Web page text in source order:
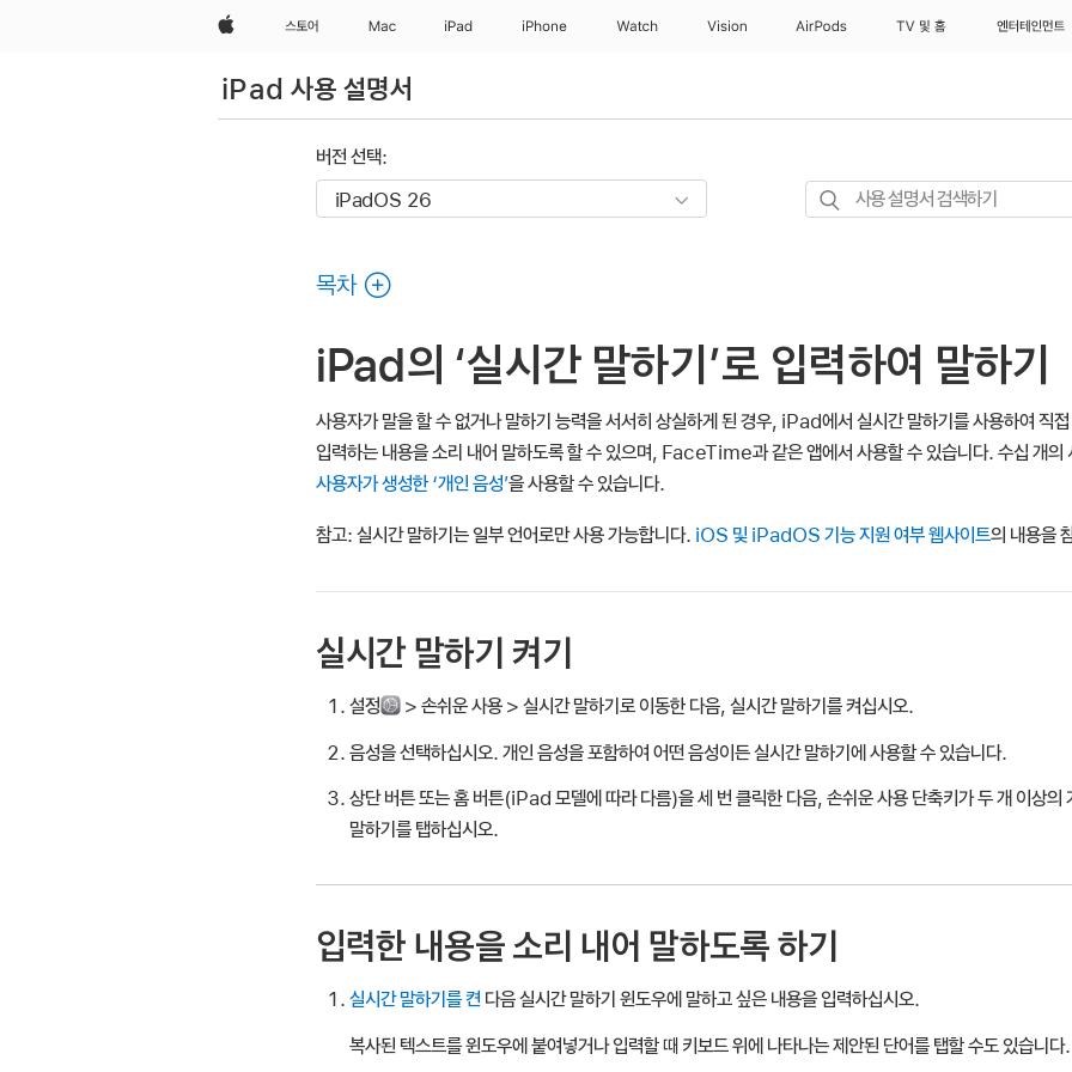
Apple스토어 Mac iPad iPhone Watch Vision AirPods TV 및 홈 엔터테인먼트
iPad 사용 설명서
버전 선택:
사용
목차
iPad의 ‘실시간 말하기’로 입력하여 말하기
사용자가 말을 할 수 없거나 말하기 능력을 서서히 상실하게 된 경우, iPad에서 실시간 말하기를 사용하여 직
입력하는 내용을 소리 내어 말하도록 할 수 있으며, FaceTime과 같은 앱에서 사용할 수 있습니다. 수십 개의
사용자가 생성한 ‘개인 음성’을 사용할 수 있습니다.
참고: 실시간 말하기는 일부 언어로만 사용 가능합니다. iOS 및 iPadOS 기능 지원 여부 웹사이트의 내용을
실시간 말하기 켜기
설정
> 손쉬운 사용 > 실시간 말하기로 이동한 다음, 실시간 말하기를 켜십시오.
음성을 선택하십시오. 개인 음성을 포함하여 어떤 음성이든 실시간 말하기에 사용할 수 있습니다.
상단 버튼 또는 홈 버튼(iPad 모델에 따라 다름)을 세 번 클릭한 다음, 손쉬운 사용 단축키가 두 개 이상의
말하기를 탭하십시오.
입력한 내용을 소리 내어 말하도록 하기
실시간 말하기를 켠다음 실시간 말하기 윈도우에 말하고 싶은 내용을 입력하십시오.
복사된 텍스트를 윈도우에 붙여넣거나 입력할 때 키보드 위에 나타나는 제안된 단어를 탭할 수도 있습니다.